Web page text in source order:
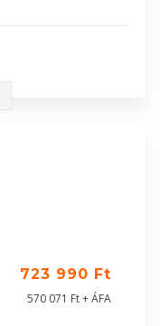
723 990 Ft
570 071 Ft + ÁFA